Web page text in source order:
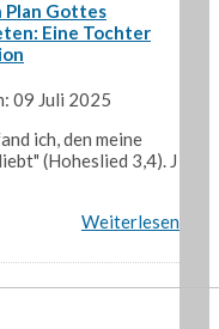
Plan Gottes
Eine Tochter
09 Juli 2025
ich, den meine
(Hoheslied 3,4). J
Weiterlesen